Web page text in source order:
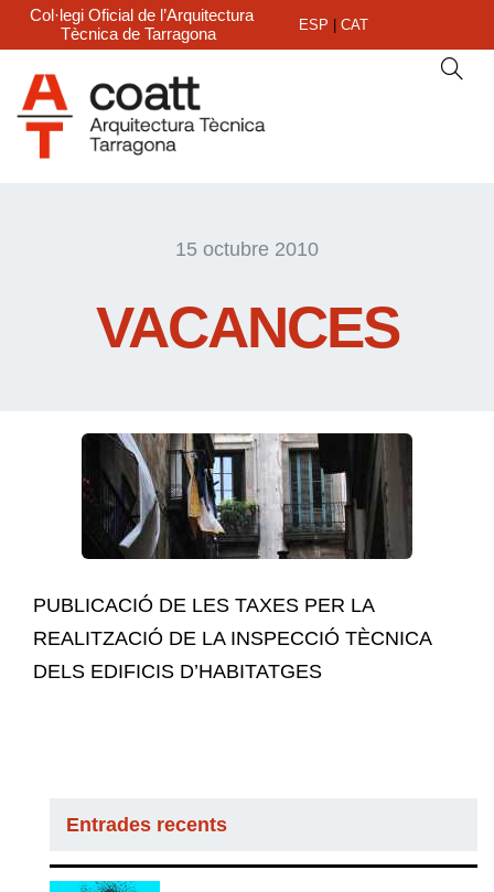
Col·legi Oficial de l’Arquitectura
Tècnica de Tarragona
ESP CAT
15 octubre 2010
VACANCES
PUBLICACIÓ DE LES TAXES PER LA
REALITZACIÓ DE LA INSPECCIÓ TÈCNICA
DELS EDIFICIS D’HABITATGES
Entrades recents